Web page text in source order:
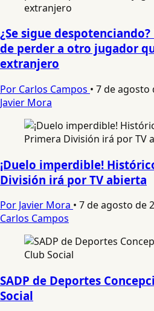
¿Se sigue
de perder a otro jugador
extranjero
Por Carlos Campos • 7 de agosto
Javier Mora
¡Duelo imperdible!
División irá por TV abierta
Por Javier Mora • 7 de agosto de
Carlos Campos
SADP de Deportes
Social